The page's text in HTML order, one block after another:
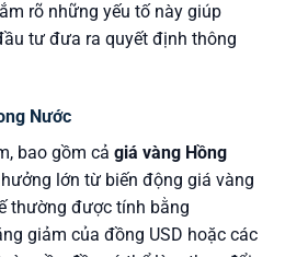
rõ những yếu tố này giúp
tư đưa ra quyết định thông
Nước
bao gồm cả giá vàng Hồng
lớn từ biến động giá vàng
thường được tính bằng
giảm của đồng USD hoặc các